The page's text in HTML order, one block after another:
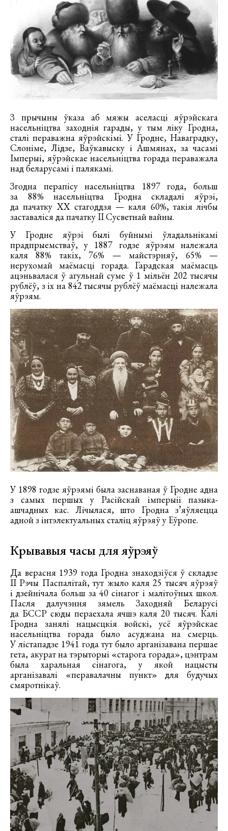
З прычыны ўказа аб мяжы аселасці яўрэйскага
насельніцтва заходнія гарады, у тым ліку Гродна,
сталі пераважна яўрэйскімі. У Гродне, Наваградку,
Слоніме, Лідзе, Ваўкавыску і Ашмянах, за часамі
Імперыі, яўрэйскае насельніцтва горада пераважала
над беларусамі і палякамі.
Згодна перапісу насельніцтва 1897 года, больш
за 88% насельніцтва Гродна складалі яўрэі,
да пачатку ХХ стагоддзя — каля 60%, такія лічбы
заставаліся да пачатку ІІ Сусветнай вайны.
У Гродне яўрэі былі буйнымі ўладальнікамі
прадпрыемстваў, у 1887 годзе яўрэям належала
каля 88% такіх, 76% — майстэрняў, 65% —
нерухомай маёмасці горада. Гарадская маёмасць
ацэньвалася ў агульнай суме ў 1 мільён 202 тысячы
рублёў, з іх на 842 тысячы рублёў маёмасці належала
яўрэям.
У 1898 годзе яўрэямі была заснаваная ў Гродне адна
з самых першых у Расійскай імперыіі пазыка-
ашчадных кас. Лічылася, што Гродна з’яўляецца
адной з інтэлектуальных сталіц яўрэяў у Еўропе.
Крывавыя часы для яўрэяў
Да верасня 1939 года Гродна знаходзіўся ў складзе
ІІ Рэчы Паспалітай, тут жыло каля 25 тысяч яўрэяў
і дзейнічала больш за 40 сінагог і малітоўных школ.
Пасля далучэння зямель Заходняй Беларусі
да БССР сюды пераехала ячшэ каля 20 тысяч. Калі
Гродна занялі нацысцкія войскі, усё яўрэйскае
насельніцтва горада было асуджана на смерць.
У лістападзе 1941 года тут было арганізавана першае
гета, акурат на тэрыторыі «старога горада», цэнтрам
была харальная сінагога, у якой нацысты
арганізавалі «перавалачны пункт» для будучых
смяротнікаў.